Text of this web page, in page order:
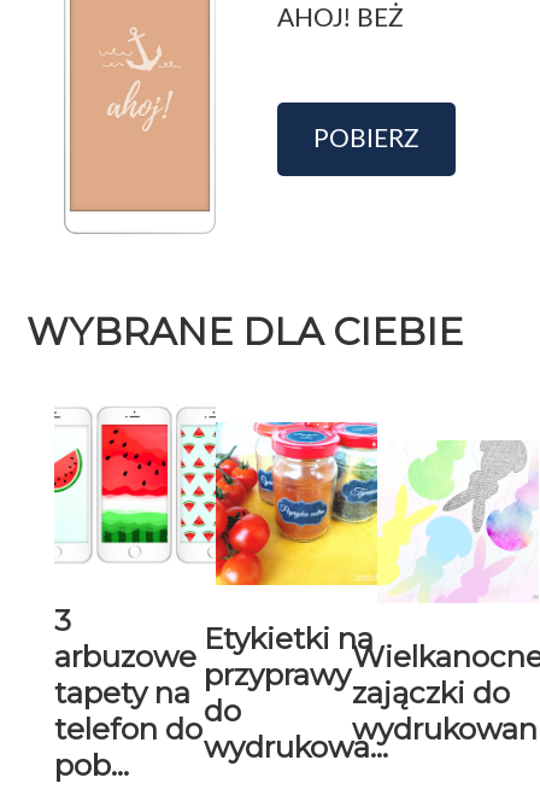
AHOJ! BEŻ
POBIERZ
WYBRANE DLA CIEBIE
3
arbuzowe
tapety na
telefon do
pob...
Etykietki na
przyprawy
do
wydrukowa...
zajączki do